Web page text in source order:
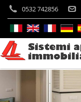
0532 742856